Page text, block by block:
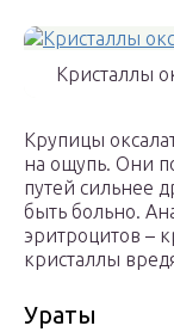
Кристаллы
Крупицы
на ощупь. Они
путей сильнее
быть больно.
эритроцитов –
кристаллы
Ураты